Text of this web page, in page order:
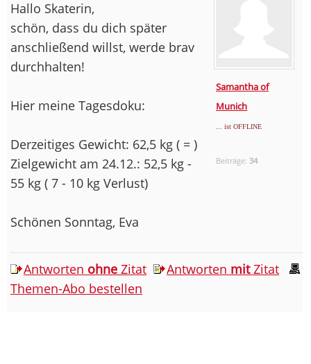
Samantha of
Munich
... ist OFFLINE
Beiträge:34
Hallo Skaterin,
schön, dass du dich später
anschließend willst, werde brav
durchhalten!
Hier meine Tagesdoku:
Derzeitiges Gewicht: 62,5 kg ( = )
Zielgewicht am 24.12.: 52,5 kg -
55 kg ( 7 - 10 kg Verlust)
Schönen Sonntag, Eva
Antworten ohne Zitat Antworten mitZitat
Themen-Abo bestellen